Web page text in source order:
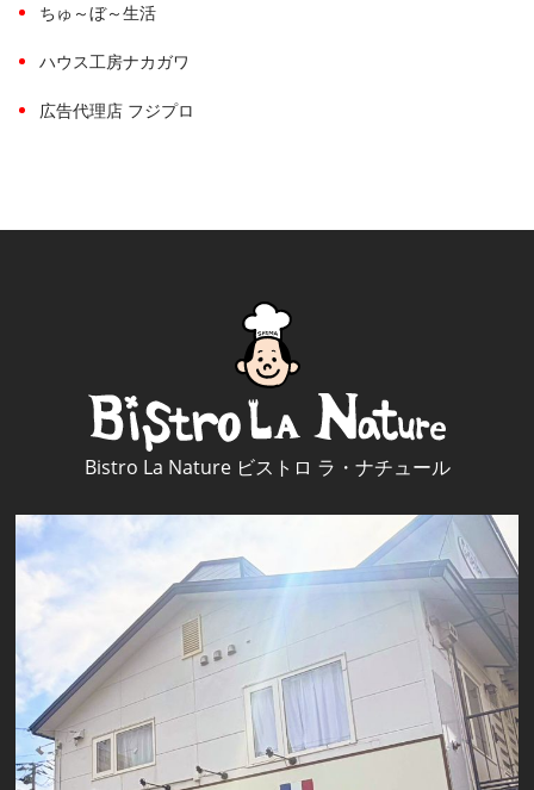
ちゅ～ぼ～生活
ハウス工房ナカガワ
広告代理店 フジプロ
Bistro La Nature ビストロ ラ・ナチュール